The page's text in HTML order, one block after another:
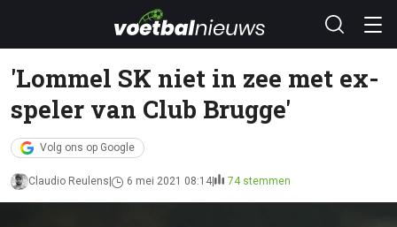
'Lommel SK niet in zee met ex-
speler van Club Brugge'
Volg ons op Google
Claudio Reulens 6 mei 2021 08:14 74 stemmen